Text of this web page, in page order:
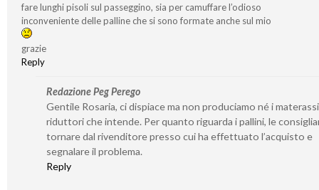
fare lunghi pisoli sul passeggino, sia per camuffare l’odioso
inconveniente delle palline che si sono formate anche sul mio
grazie
Reply
Redazione Peg Perego
Gentile Rosaria, ci dispiace ma non produciamo né i
riduttori che intende. Per quanto riguarda i pallini, le
tornare dal rivenditore presso cui ha effettuato l’acquisto e
segnalare il problema.
Reply